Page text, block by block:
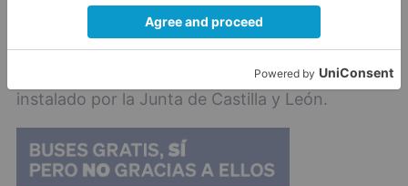
en coordinación con el resto de intervinientes
desplegados en la zona, bajo la dirección y
coordinación del Puesto de Mando Avanzado
instalado por la Junta de Castilla y León.